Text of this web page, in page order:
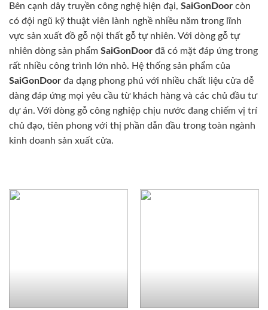
Bên cạnh dây truyền công nghệ hiện đại, SaiGonDoor còn
có đội ngũ kỹ thuật viên lành nghề nhiều năm trong lĩnh
vực sản xuất đồ gỗ nội thất gỗ tự nhiên. Với dòng gỗ tự
nhiên dòng sản phẩm SaiGonDoor đã có mặt đáp ứng trong
rất nhiều công trình lớn nhỏ. Hệ thống sản phẩm của
SaiGonDoor đa dạng phong phú với nhiều chất liệu cửa dễ
dàng đáp ứng mọi yêu cầu từ khách hàng và các chủ đầu tư
dự án. Với dòng gỗ công nghiệp chịu nước đang chiếm vị trí
chủ đạo, tiên phong với thị phần dẫn đầu trong toàn ngành
kinh doanh sản xuất cửa.